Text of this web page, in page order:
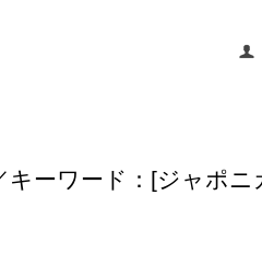
キーワード：[ジャポニ